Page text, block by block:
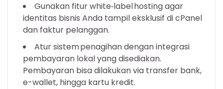
Gunakan fitur white‑label hosting agar
identitas bisnis Anda tampil eksklusif di cPanel
dan faktur pelanggan.
Atur sistem penagihan dengan integrasi
pembayaran lokal yang disediakan.
Pembayaran bisa dilakukan via transfer bank,
e-wallet, hingga kartu kredit.